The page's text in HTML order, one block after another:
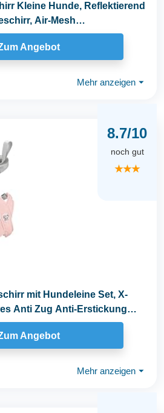
Kleine Hunde, Reflektierend
Air-Mesh
Angebot
Mehr anzeigen ⏷
8.7/10
noch gut
★★★
mit Hundeleine Set, X-
Anti Zug Anti-Erstickung
Angebot
Mehr anzeigen ⏷